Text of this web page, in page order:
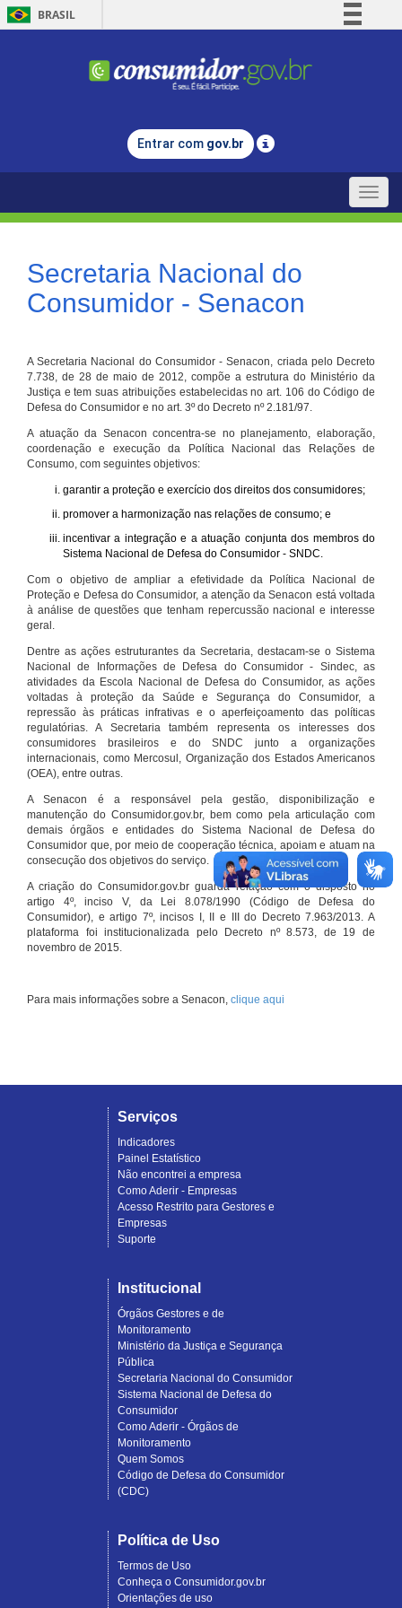
BRASIL
Comunica BR
Legislação
Entrar com gov.br
Toggle
Secretaria Nacional do
Consumidor - Senacon
A Secretaria Nacional do Consumidor - Senacon, criada pelo Decreto
7.738, de 28 de maio de 2012, compõe a estrutura do Ministério da
Justiça e tem suas atribuições estabelecidas no art. 106 do Código de
Defesa do Consumidor e no art. 3º do Decreto nº 2.181/97.
A atuação da Senacon concentra-se no planejamento, elaboração,
coordenação e execução da Política Nacional das Relações de
Consumo, com seguintes objetivos:
garantir a proteção e exercício dos direitos dos consumidores;
promover a harmonização nas relações de consumo; e
incentivar a integração e a atuação conjunta dos membros do
Sistema Nacional de Defesa do Consumidor - SNDC.
Com o objetivo de ampliar a efetividade da Política Nacional de
Proteção e Defesa do Consumidor, a atenção da Senacon está voltada
à análise de questões que tenham repercussão nacional e interesse
geral.
Dentre as ações estruturantes da Secretaria, destacam-se o Sistema
Nacional de Informações de Defesa do Consumidor - Sindec, as
atividades da Escola Nacional de Defesa do Consumidor, as ações
voltadas à proteção da Saúde e Segurança do Consumidor, a
repressão às práticas infrativas e o aperfeiçoamento das políticas
regulatórias. A Secretaria também representa os interesses dos
consumidores brasileiros e do SNDC junto a organizações
internacionais, como Mercosul, Organização dos Estados Americanos
(OEA), entre outras.
A Senacon é a responsável pela gestão, disponibilização e
manutenção do Consumidor.gov.br, bem como pela articulação com
demais órgãos e entidades do Sistema Nacional de Defesa do
Consumidor que, por meio de cooperação técnica, apoiam e atuam na
consecução dos objetivos do serviço.
A criação do Consumidor.gov.br guarda relação com o disposto no
artigo 4º, inciso V, da Lei 8.078/1990 (Código de Defesa do
Consumidor), e artigo 7º, incisos I, II e III do Decreto 7.963/2013. A
plataforma foi institucionalizada pelo Decreto nº 8.573, de 19 de
novembro de 2015.
Para mais informações sobre a Senacon, clique aqui
Serviços
Indicadores
Painel Estatístico
Não encontrei a empresa
Como Aderir - Empresas
Acesso Restrito para Gestores e
Empresas
Suporte
Institucional
Órgãos Gestores e de
Monitoramento
Ministério da Justiça e Segurança
Pública
Secretaria Nacional do Consumidor
Sistema Nacional de Defesa do
Consumidor
Como Aderir - Órgãos de
Monitoramento
Quem Somos
Código de Defesa do Consumidor
(CDC)
Política de Uso
Termos de Uso
Conheça o Consumidor.gov.br
Orientações de uso